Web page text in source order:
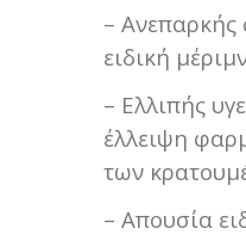
– Ανεπαρκής
ειδική
– Ελλιπής
έλλειψη
των
– Απουσία